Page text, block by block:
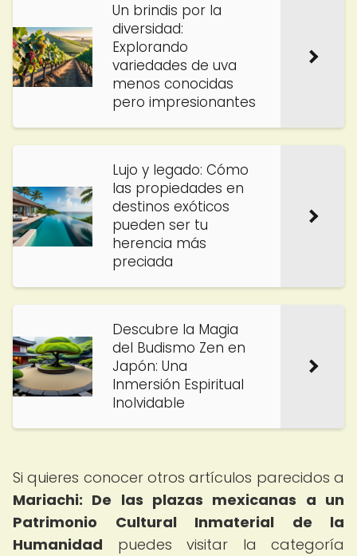
Un brindis por la
diversidad:
Explorando
variedades de uva
menos conocidas
pero impresionantes
Lujo y legado: Cómo
las propiedades en
destinos exóticos
pueden ser tu
herencia más
preciada
Descubre la Magia
del Budismo Zen en
Japón: Una
Inmersión Espiritual
Inolvidable
Si quieres conocer otros artículos parecidos a
Mariachi: De las plazas mexicanas a un
Patrimonio Cultural Inmaterial de la
Humanidad puedes visitar la categoría